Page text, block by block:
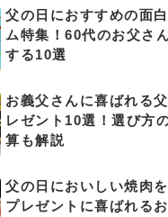
父の日におすすめの面
ム特集！60代のお父さ
する10選
お義父さんに喜ばれる
レゼント10選！選び方
算も解説
父の日においしい焼肉を
プレゼントに喜ばれる